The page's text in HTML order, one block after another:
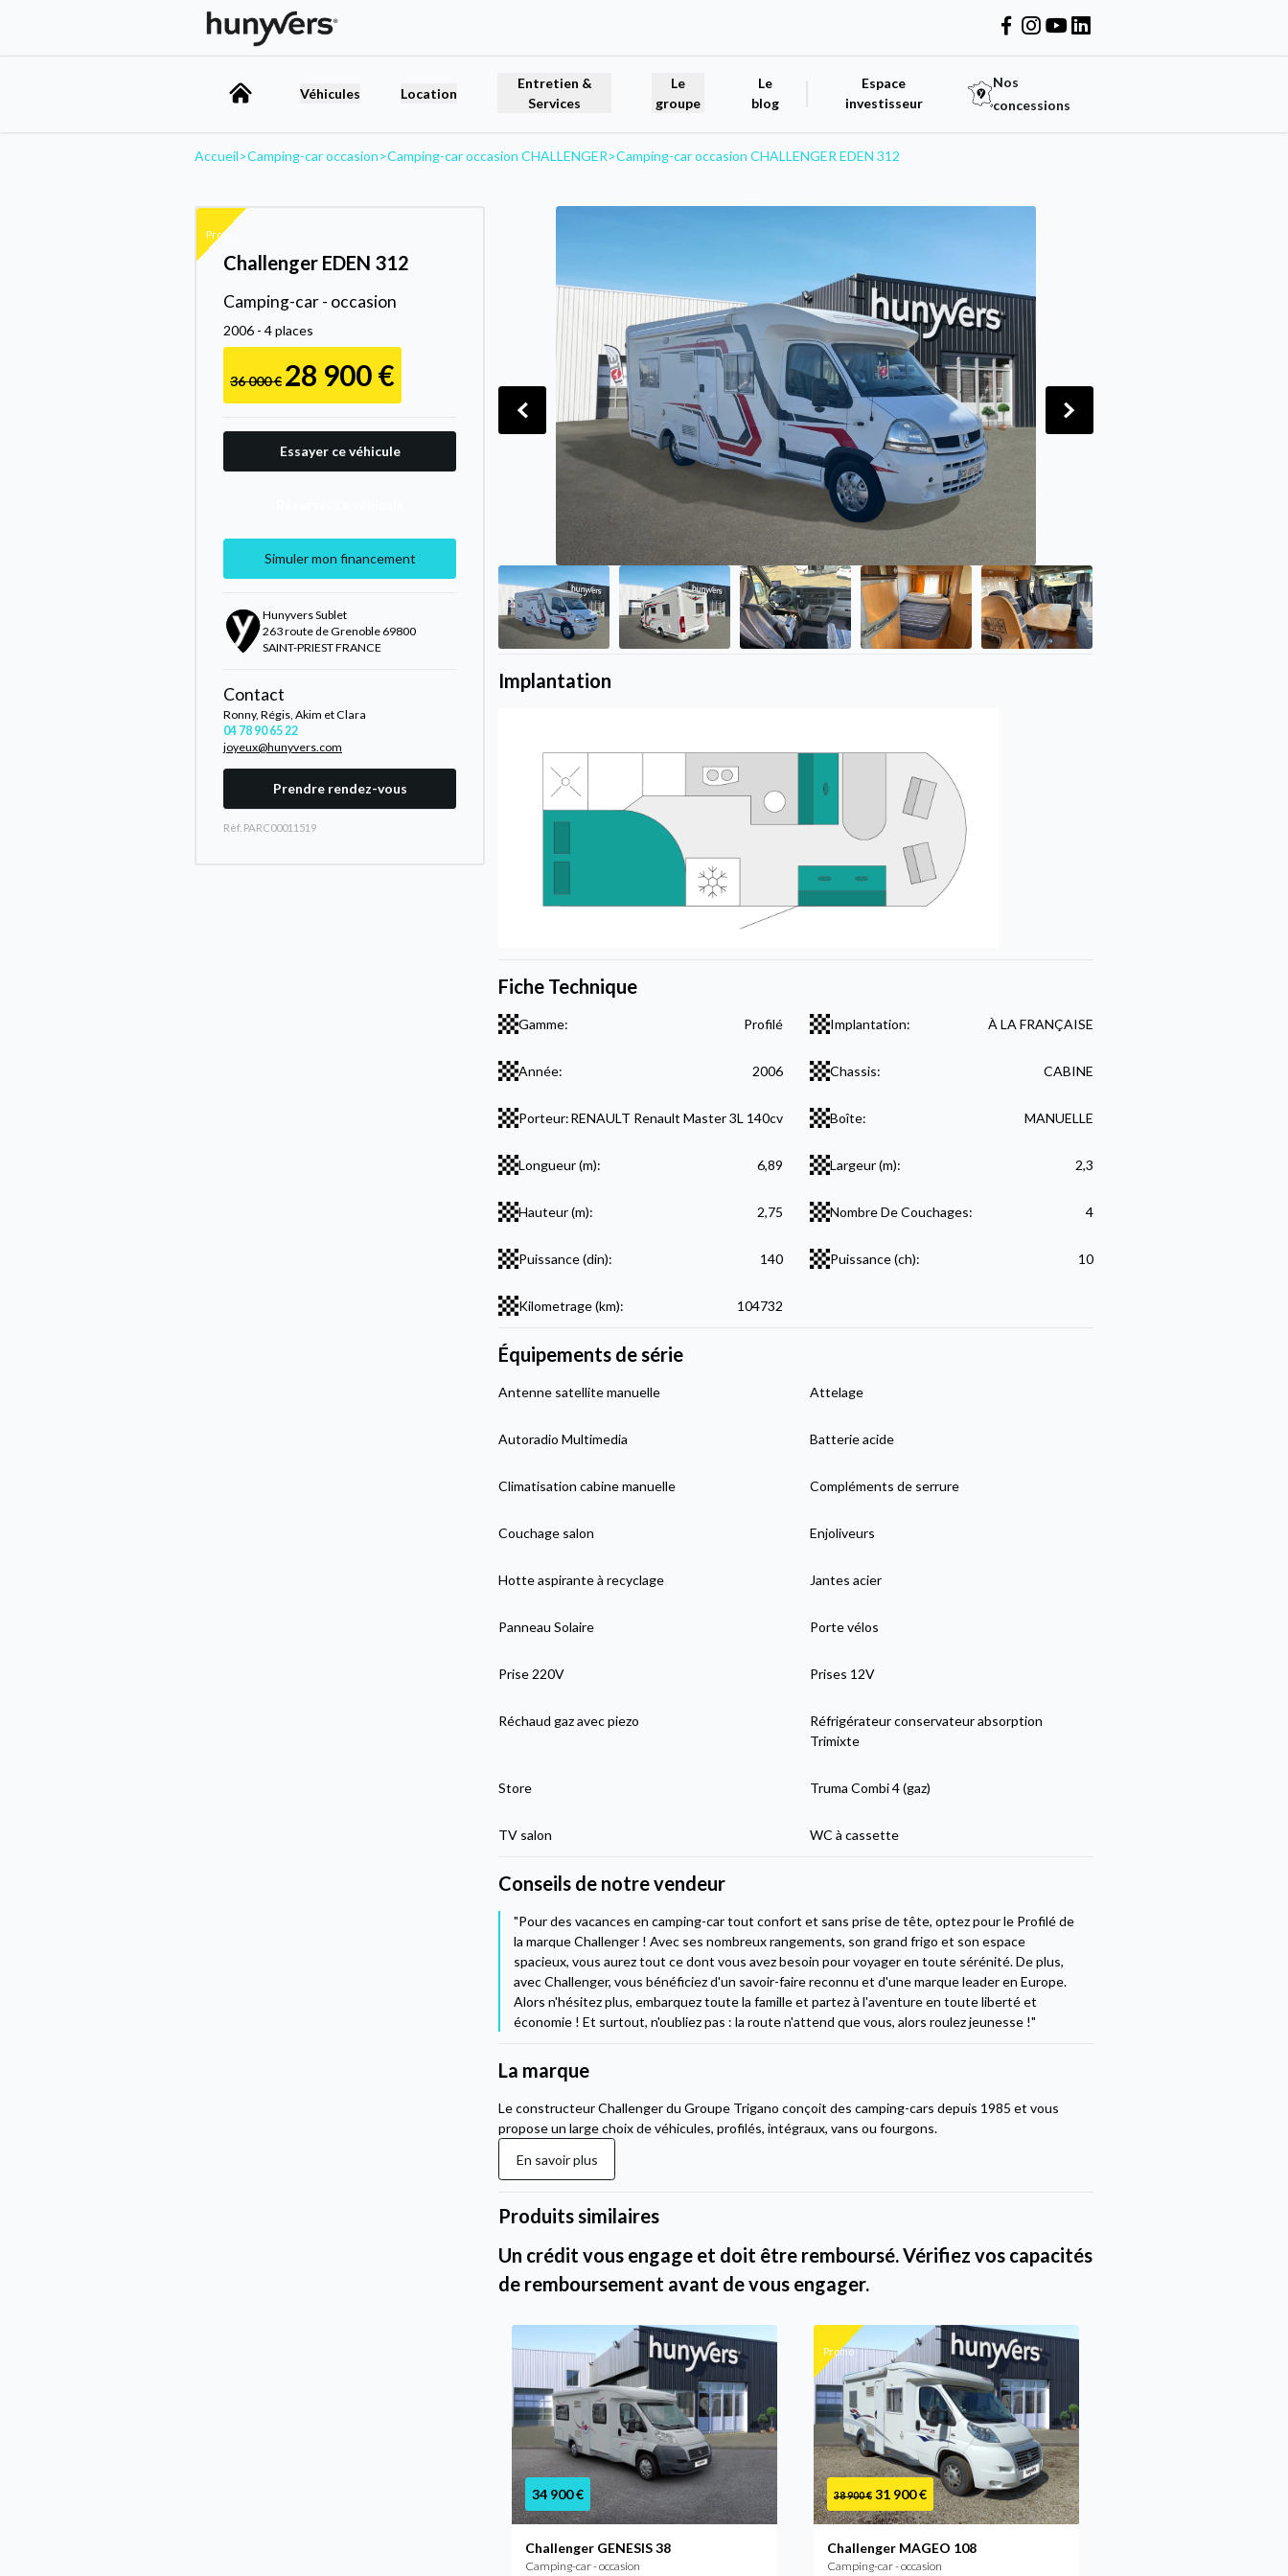
Véhicules Location
Entretien &
Services
Le
groupe
Le
blog
Espace
investisseur
Nos
concessions
Accueil>Camping-car occasion>Camping-car occasion CHALLENGER>Camping-car occasion CHALLENGER EDEN 312
Promo
Challenger EDEN 312
Camping-car - occasion
2006 - 4 places
36 000 € 28 900 €
Essayer ce véhicule
Simuler mon financement
Hunyvers Sublet
263 route de Grenoble 69800
SAINT-PRIEST FRANCE
Contact
Ronny, Régis, Akim et Clara
04 78 90 65 22
joyeux@hunyvers.com
Prendre rendez-vous
Rèf. PARC00011519
Implantation
Fiche Technique
Gamme: Profilé Implantation: À LA FRANÇAISE
Année: 2006 Chassis: CABINE
Porteur:RENAULT Renault Master 3L 140cv Boîte: MANUELLE
Longueur (m): 6,89 Largeur (m): 2,3
Hauteur (m): 2,75 Nombre De Couchages: 4
Puissance (din): 140 Puissance (ch): 10
Kilometrage (km): 104732
Équipements de série
Antenne satellite manuelle Attelage
Autoradio Multimedia Batterie acide
Climatisation cabine manuelle Compléments de serrure
Couchage salon Enjoliveurs
Hotte aspirante à recyclage Jantes acier
Panneau Solaire Porte vélos
Prise 220V Prises 12V
Réchaud gaz avec piezo
Réfrigérateur conservateur absorption
Trimixte
Store Truma Combi 4 (gaz)
TV salon WC à cassette
Conseils de notre vendeur
"Pour des vacances en camping-car tout confort et sans prise de tête, optez pour le Profilé de
la marque Challenger ! Avec ses nombreux rangements, son grand frigo et son espace
spacieux, vous aurez tout ce dont vous avez besoin pour voyager en toute sérénité. De plus,
avec Challenger, vous bénéficiez d'un savoir-faire reconnu et d'une marque leader en Europe.
Alors n'hésitez plus, embarquez toute la famille et partez à l'aventure en toute liberté et
économie ! Et surtout, n'oubliez pas : la route n'attend que vous, alors roulez jeunesse !"
La marque
Le constructeur Challenger du Groupe Trigano conçoit des camping-cars depuis 1985 et vous
propose un large choix de véhicules, profilés, intégraux, vans ou fourgons.
En savoir plus
Produits similaires
Un crédit vous engage et doit être remboursé. Vérifiez vos capacités
de remboursement avant de vous engager.
34 900 €
Challenger GENESIS 38
Camping-car - occasion
Promo
38 900 € 31 900 €
Challenger MAGEO 108
Camping-car - occasion